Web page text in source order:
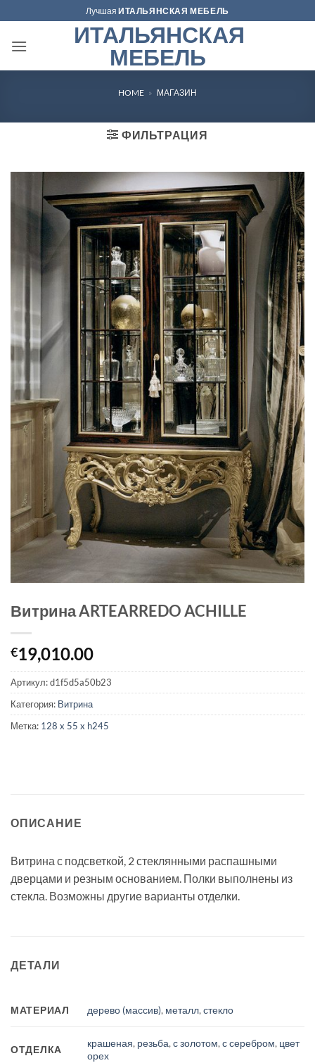
to
content
ЛучшаяИТАЛЬЯНСКАЯ МЕБЕЛЬ
ИТАЛЬЯНСКАЯ
МЕБЕЛЬ
HOME » МАГАЗИН
ФИЛЬТРАЦИЯ
Витрина ARTEARREDO ACHILLE
€19,010.00
Артикул:d1f5d5a50b23
Категория: Витрина
Метка: 128 x 55 x h245
ОПИСАНИЕ
Витрина с подсветкой, 2 стеклянными распашными
дверцами и резным основанием. Полки выполнены из
стекла. Возможны другие варианты отделки.
ДЕТАЛИ
МАТЕРИАЛ дерево (массив), металл,стекло
ОТДЕЛКА
крашеная, резьба,с золотом,с серебром, цвет
орех